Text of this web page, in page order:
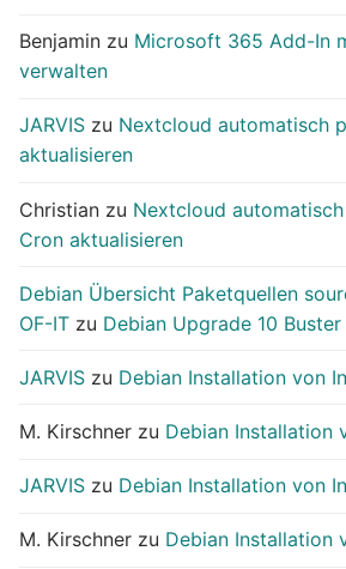
Benjamin zu Microsoft 365 Add-In
verwalten
JARVIS zu Nextcloud automatisch
aktualisieren
Christian zu Nextcloud
Cron aktualisieren
Debian Übersicht Paketquellen
OF-IT zu Debian Upgrade 10 Buster
JARVIS zu Debian Installation von
M. Kirschner zu Debian Installation
JARVIS zu Debian Installation von
M. Kirschner zu Debian Installation